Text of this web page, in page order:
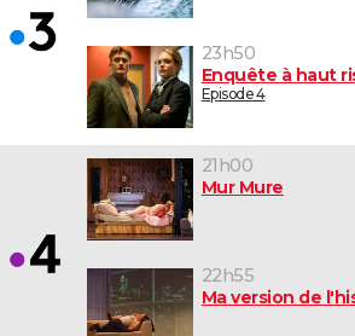
23h50
Enquête à haut
Episode 4
21h00
Mur Mure
22h55
Ma version de